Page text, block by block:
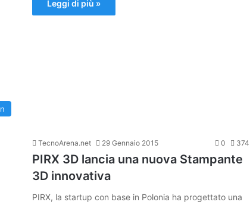
Leggi di più »
TecnoArena.net 29 Gennaio 2015 0 374
PIRX 3D lancia una nuova Stampante
3D innovativa
PIRX, la startup con base in Polonia ha progettato una